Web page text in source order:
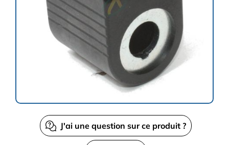
J'ai une question sur ce produit ?